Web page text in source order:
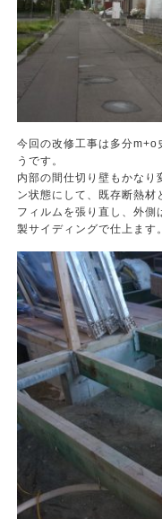
今回の改修工事は多分m+o
うです。
内部の間仕切り壁もかなり
ン状態にして、既存断熱材
フィルムを張り直し、外側
製サイディングで仕上ます。